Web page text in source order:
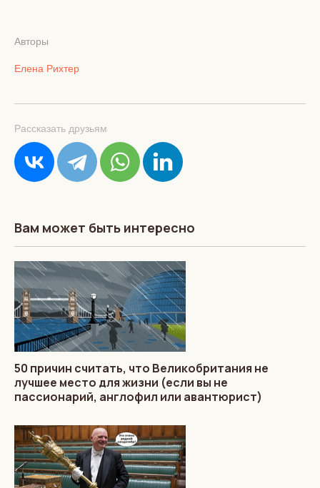
Авторы
Елена Рихтер
Рассказать друзьям
Вам может быть интересно
50 причин считать, что Великобритания не
лучшее место для жизни (если вы не
пассионарий, англофил или авантюрист)